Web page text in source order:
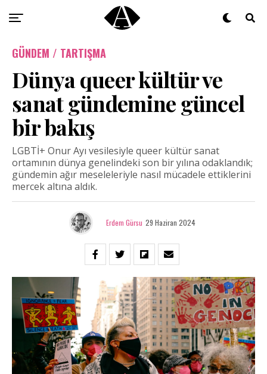
GÜNDEM / TARTIŞMA
Dünya queer kültür ve
sanat gündemine güncel
bir bakış
LGBTİ+ Onur Ayı vesilesiyle queer kültür sanat
ortamının dünya genelindeki son bir yılına odaklandık;
gündemin ağır meseleleriyle nasıl mücadele ettiklerini
mercek altına aldık.
Erdem Gürsu 29 Haziran 2024